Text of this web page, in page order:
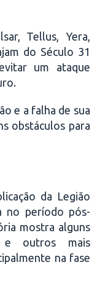
Tellus, Yera,
do Século 31
um ataque
e a falha de sua
obstáculos para
da Legião
no período pós-
mostra alguns
e outros mais
na fase